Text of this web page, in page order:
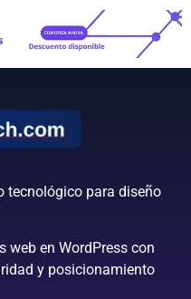
tecnológico para diseño
web en WordPress con
y posicionamiento